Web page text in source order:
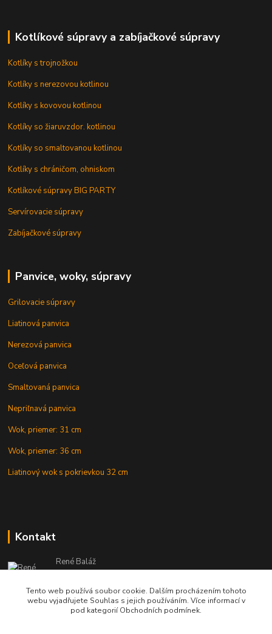
Kotlíkové súpravy a zabíjačkové súpravy
Kotlíky s trojnožkou
Kotlíky s nerezovou kotlinou
Kotlíky s kovovou kotlinou
Kotlíky so žiaruvzdor. kotlinou
Kotlíky so smaltovanou kotlinou
Kotlíky s chráničom, ohniskom
Kotlíkové súpravy BIG PARTY
Servírovacie súpravy
Zabíjačkové súpravy
Panvice, woky, súpravy
Grilovacie súpravy
Liatinová panvica
Nerezová panvica
Oceľová panvica
Smaltovaná panvica
Nepriľnavá panvica
Wok, priemer: 31 cm
Wok, priemer: 36 cm
Liatinový wok s pokrievkou 32 cm
Kontakt
René Baláž
Eshop: +421 902 212 007
od 8:00 - do 16:00 hod
info@kotlikyshop.sk
Tento web používá soubor cookie. Dalším procházením tohoto
webu vyjadřujete Souhlas s jejich používáním. Více informací v
pod kategorií Obchodních podmínek.